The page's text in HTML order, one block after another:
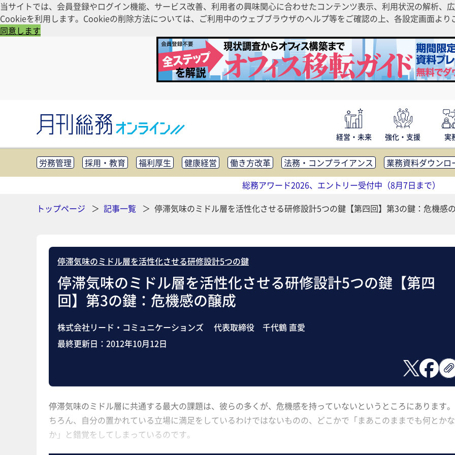
当サイトでは、会員登録やログイン機能、サービス改善、利用者の興味関心に合わせたコンテンツ表示、利用状況の解析、
Cookieを利用します。Cookieの削除方法については、ご利用中のウェブブラウザのヘルプ等をご確認の上、各設定画面よ
同意します
経営・未来 強化・支援 実
労務管理 採用・教育 福利厚生 健康経営 働き方改革 法務・コンプライアンス
業務資料ダウンロ
知財管理
リスクマネジメント・BCP 社外・社内広報 社外・社内コミュニケーション活性化
FM・オフ
助成金・補助金・コスト削減 アウトソーシング・BPO
調査・レ
総務アワード2026、エントリー受付中（8月7日まで）
トップページ
記事一覧 停滞気味のミドル層を活性化させる研修設計5つの鍵【第四回】第3の鍵：危機感
停滞気味のミドル層を活性化させる研修設計5つの鍵
停滞気味のミドル層を活性化させる研修設計5つの鍵【第四
回】第3の鍵：危機感の醸成
株式会社リード・コミュニケーションズ 代表取締役 千代鶴 直愛
最終更新日： 2012年10月12日
停滞気味のミドル層に共通する最大の課題は、彼らの多くが、危機感を持っていないというところにあります
ちろん、自分の置かれている立場に満足をしているわけではないものの、どこかで「まあこのままでも何とか
か」と錯覚をしてしまっているのです。